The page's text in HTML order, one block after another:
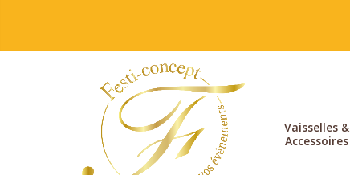
Vaisselles &
Accessoires